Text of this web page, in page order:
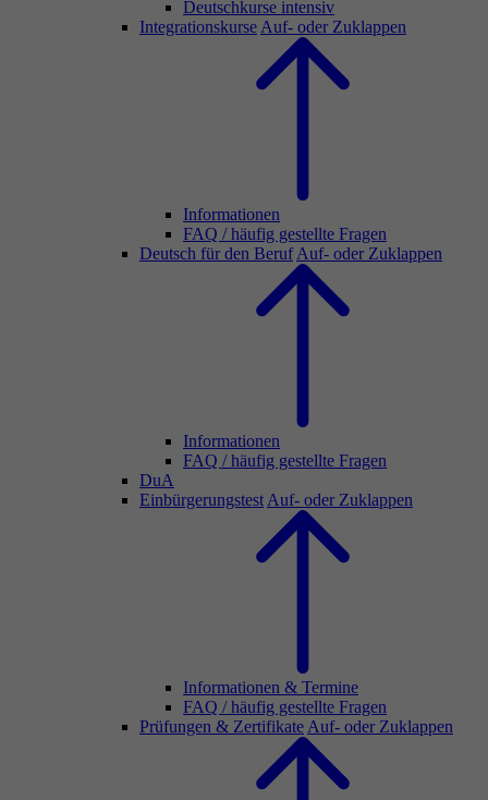
Deutschkurse intensiv
Integrationskurse Auf- oder Zuklappen
Informationen
FAQ / häufig gestellte Fragen
Deutsch für den Beruf Auf- oder Zuklappen
Informationen
FAQ / häufig gestellte Fragen
DuA
Einbürgerungstest Auf- oder Zuklappen
Informationen & Termine
FAQ / häufig gestellte Fragen
Prüfungen & Zertifikate Auf- oder Zuklappen